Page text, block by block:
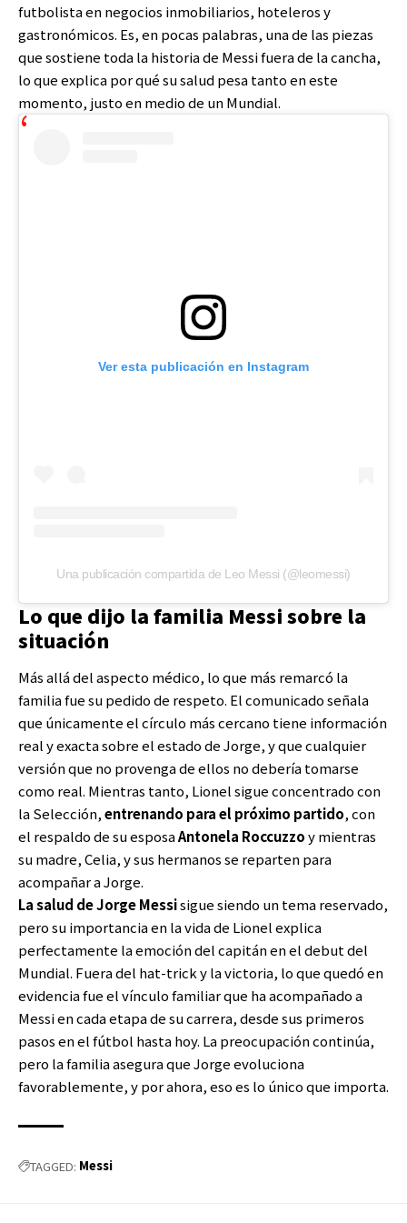
futbolista en negocios inmobiliarios, hoteleros y
gastronómicos. Es, en pocas palabras, una de las piezas
que sostiene toda la historia de Messi fuera de la cancha,
lo que explica por qué su salud pesa tanto en este
momento, justo en medio de un Mundial.
Ver esta publicación en Instagram
Una publicación compartida de Leo Messi (@leomessi)
Lo que dijo la familia Messi sobre la
situación
Más allá del aspecto médico, lo que más remarcó la
familia fue su pedido de respeto. El comunicado señala
que únicamente el círculo más cercano tiene información
real y exacta sobre el estado de Jorge, y que cualquier
versión que no provenga de ellos no debería tomarse
como real. Mientras tanto, Lionel sigue concentrado con
la Selección,entrenando para el próximo partido, con
el respaldo de su esposaAntonela Roccuzzoy mientras
su madre, Celia, y sus hermanos se reparten para
acompañar a Jorge.
La salud de Jorge Messisigue siendo un tema reservado,
pero su importancia en la vida de Lionel explica
perfectamente la emoción del capitán en el debut del
Mundial. Fuera del hat-trick y la victoria, lo que quedó en
evidencia fue el vínculo familiar que ha acompañado a
Messi en cada etapa de su carrera, desde sus primeros
pasos en el fútbol hasta hoy. La preocupación continúa,
pero la familia asegura que Jorge evoluciona
favorablemente, y por ahora, eso es lo único que importa.
TAGGED: Messi